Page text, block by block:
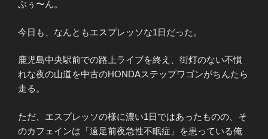
ぶぅ〜ん。
今日も、なんともエスプレッソな1日だった。
鹿児島中央駅前での路上ライブを終え、街灯のない不慣
れな夜の山道を中古のHONDAステップワゴンがちんたら
走る。
ただ、エスプレッソの様に濃い1日ではあったものの、そ
のカフェインは「遠足前夜急性不眠症」を患っている俺